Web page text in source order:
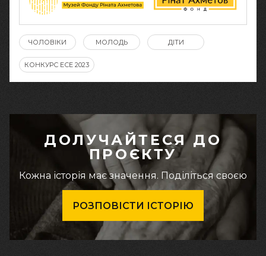
ЧОЛОВІКИ МОЛОДЬ ДІТИ
КОНКУРС ЕСЕ 2023
ДОЛУЧАЙТЕСЯ ДО
ПРОЄКТУ
Кожна історія має значення. Поділіться своєю
РОЗПОВІСТИ ІСТОРІЮ